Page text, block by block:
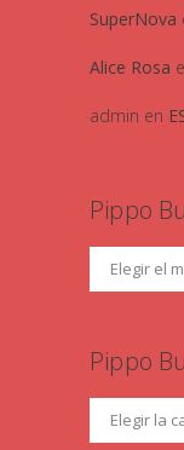
SuperNova
Alice Rosa
admin en
Pippo
Pippo